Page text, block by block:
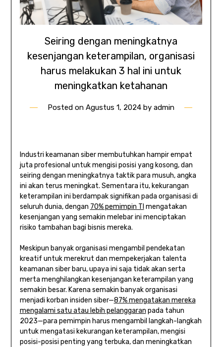
Seiring dengan meningkatnya
kesenjangan keterampilan, organisasi
harus melakukan 3 hal ini untuk
meningkatkan ketahanan
Posted on Agustus 1, 2024 by admin
Industri keamanan siber membutuhkan hampir empat
juta profesional untuk mengisi posisi yang kosong, dan
seiring dengan meningkatnya taktik para musuh, angka
ini akan terus meningkat. Sementara itu, kekurangan
keterampilan ini berdampak signifikan pada organisasi di
seluruh dunia, dengan 70% pemimpin TI mengatakan
kesenjangan yang semakin melebar ini menciptakan
risiko tambahan bagi bisnis mereka.
Meskipun banyak organisasi mengambil pendekatan
kreatif untuk merekrut dan mempekerjakan talenta
keamanan siber baru, upaya ini saja tidak akan serta
merta menghilangkan kesenjangan keterampilan yang
semakin besar. Karena semakin banyak organisasi
menjadi korban insiden siber—87% mengatakan mereka
mengalami satu atau lebih pelanggaran pada tahun
2023—para pemimpin harus mengambil langkah-langkah
untuk mengatasi kekurangan keterampilan, mengisi
posisi-posisi penting yang terbuka, dan meningkatkan